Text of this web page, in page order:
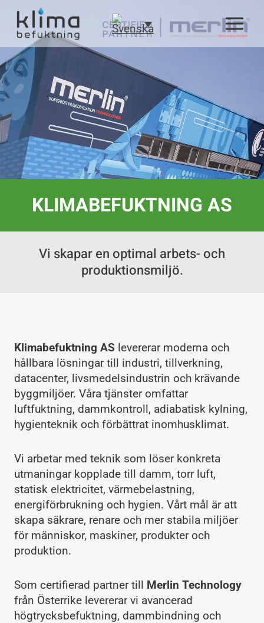
content
KLIMABEFUKTNING AS
Vi skapar en optimal arbets- och
produktionsmiljö.
Klimabefuktning AS levererar moderna och
hållbara lösningar till industri, tillverkning,
datacenter, livsmedelsindustrin och krävande
byggmiljöer. Våra tjänster omfattar
luftfuktning, dammkontroll, adiabatisk kylning,
hygienteknik och förbättrat inomhusklimat.
Vi arbetar med teknik som löser konkreta
utmaningar kopplade till damm, torr luft,
statisk elektricitet, värmebelastning,
energiförbrukning och hygien. Vårt mål är att
skapa säkrare, renare och mer stabila miljöer
för människor, maskiner, produkter och
produktion.
Som certifierad partner till Merlin Technology
från Österrike levererar vi avancerad
högtrycksbefuktning, dammbindning och